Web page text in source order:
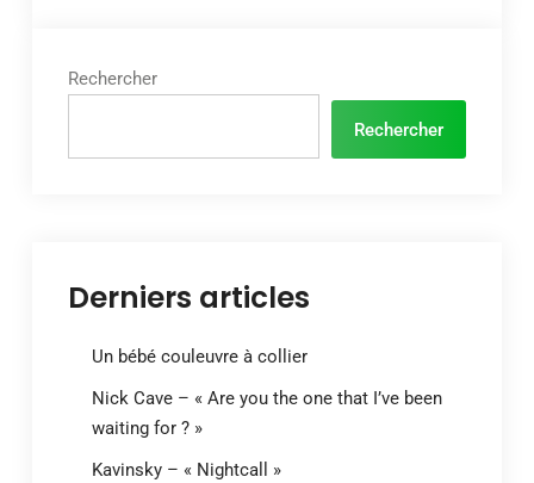
Rechercher
Rechercher
Derniers articles
Un bébé couleuvre à collier
Nick Cave – « Are you the one that I’ve been
waiting for ? »
Kavinsky – « Nightcall »